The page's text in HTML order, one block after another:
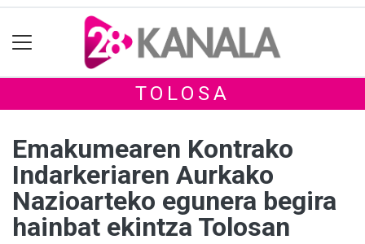
TOLOSA
Emakumearen Kontrako
Indarkeriaren Aurkako
Nazioarteko egunera begira
hainbat ekintza Tolosan